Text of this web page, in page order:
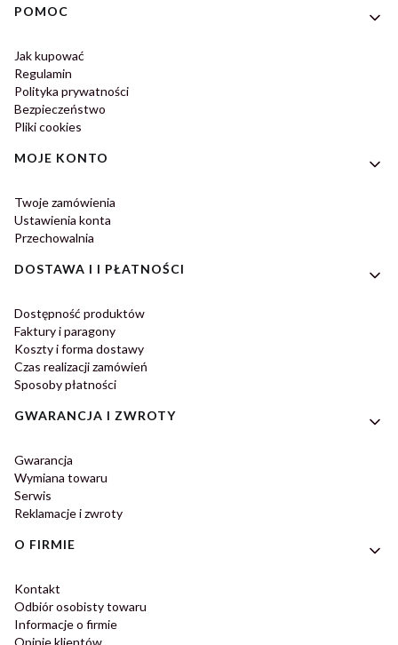
Linki w stopce
POMOC
Jak kupować
Regulamin
Polityka prywatności
Bezpieczeństwo
Pliki cookies
MOJE KONTO
Twoje zamówienia
Ustawienia konta
Przechowalnia
DOSTAWA I I PŁATNOŚCI
Dostępność produktów
Faktury i paragony
Koszty i forma dostawy
Czas realizacji zamówień
Sposoby płatności
GWARANCJA I ZWROTY
Gwarancja
Wymiana towaru
Serwis
Reklamacje i zwroty
O FIRMIE
Kontakt
Odbiór osobisty towaru
Informacje o firmie
Opinie klientów